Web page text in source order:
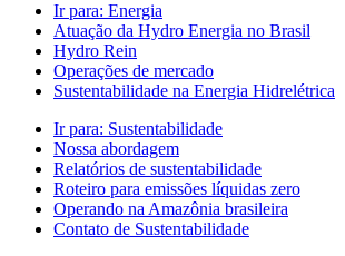
Ir para: Energia
Atuação da Hydro Energia no Brasil
Hydro Rein
Operações de mercado
Sustentabilidade na Energia Hidrelétrica
Ir para: Sustentabilidade
Nossa abordagem
Relatórios de sustentabilidade
Roteiro para emissões líquidas zero
Operando na Amazônia brasileira
Contato de Sustentabilidade